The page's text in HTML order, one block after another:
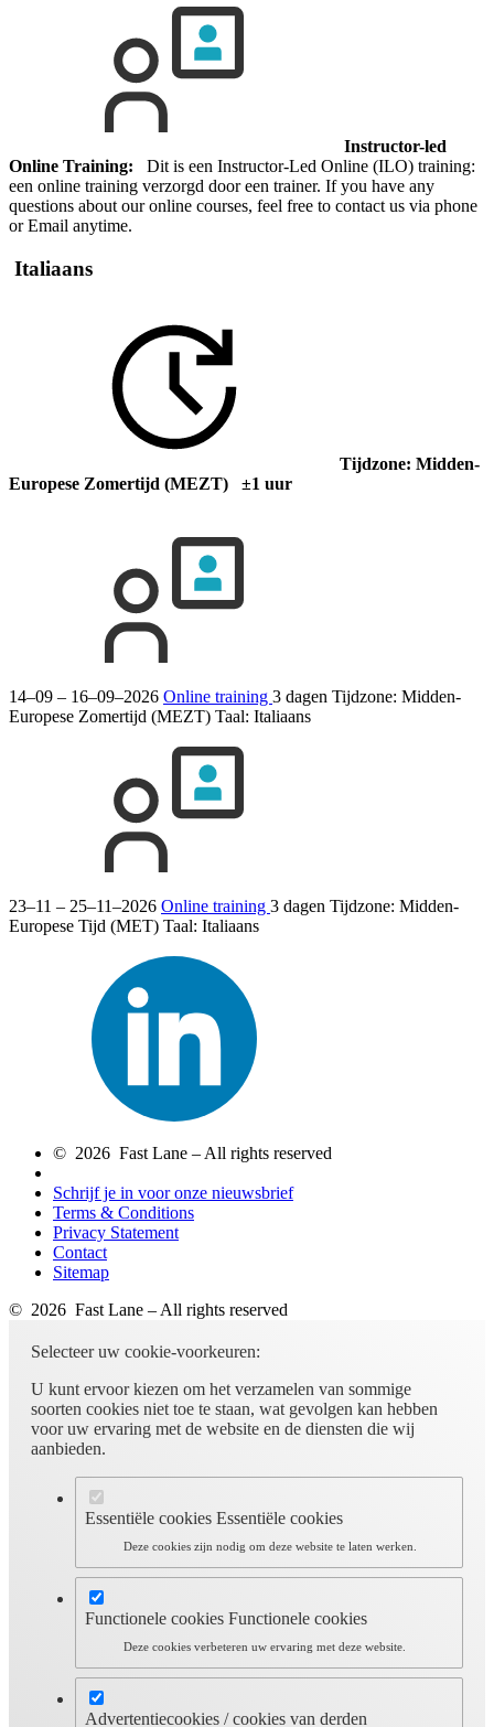
Instructor-led
Online Training: Dit is een Instructor-Led Online (ILO) training:
een online training verzorgd door een trainer. If you have any
questions about our online courses, feel free to contact us via phone
or Email anytime.
Italiaans
Tijdzone: Midden-
Europese Zomertijd (MEZT) ±1 uur
14–09 – 16–09–2026 Online training 3 dagen Tijdzone: Midden-
Europese Zomertijd (MEZT) Taal: Italiaans
23–11 – 25–11–2026 Online training 3 dagen Tijdzone: Midden-
Europese Tijd (MET) Taal: Italiaans
© 2026 Fast Lane – All rights reserved
Schrijf je in voor onze nieuwsbrief
Terms & Conditions
Privacy Statement
Contact
Sitemap
© 2026 Fast Lane – All rights reserved
Selecteer uw cookie-voorkeuren:
U kunt ervoor kiezen om het verzamelen van sommige
soorten cookies niet toe te staan, wat gevolgen kan hebben
voor uw ervaring met de website en de diensten die wij
aanbieden.
Essentiële cookies Essentiële cookies
Deze cookies zijn nodig om deze website te laten werken.
Functionele cookies Functionele cookies
Deze cookies verbeteren uw ervaring met deze website.
Advertentiecookies / cookies van derden